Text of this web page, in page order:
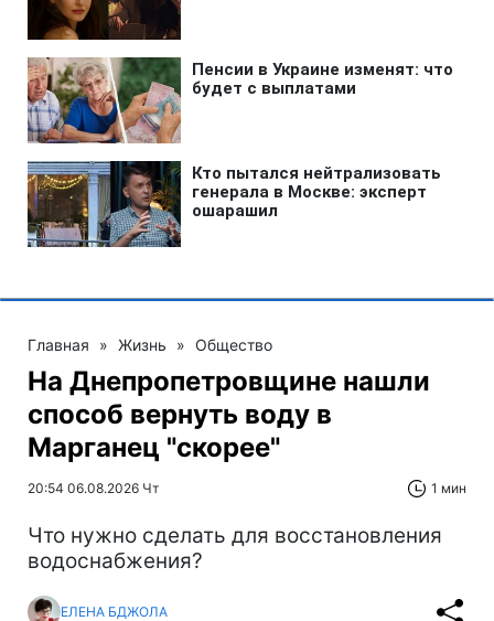
Главная » Жизнь » Общество
На Днепропетровщине нашли
способ вернуть воду в
Марганец "скорее"
20:54 06.08.2026 Чт 1 мин
Что нужно сделать для восстановления
водоснабжения?
ЕЛЕНА БДЖОЛА